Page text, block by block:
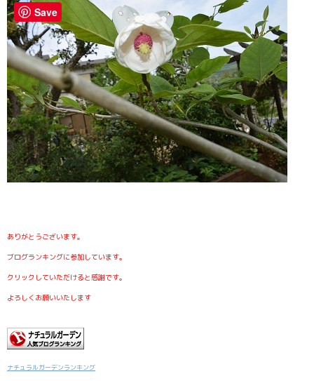
ありがとうございます。
ブログランキングに参加しています。
クリックしていただけると感謝です。
よろしくお願いいたします
ナチュラルガーデンランキング
Save